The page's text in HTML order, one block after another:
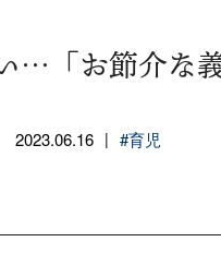
…「お節介な
2023.06.16 | #育児